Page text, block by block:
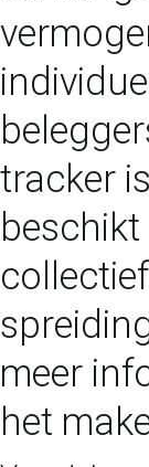
tracker
meer
het